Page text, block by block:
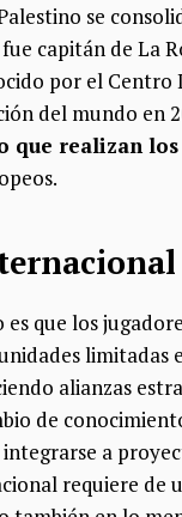
se
capitán de La
por el
del mundo en
realizan los
que los
limitadas
alianzas
de
a
requiere de